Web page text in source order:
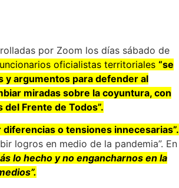
por Zoom los días sábado de
oficialistas territoriales “se
y argumentos para defender al
miradas sobre la coyuntura, con
Frente de Todos”.
diferencias o tensiones innecesarias”.
logros en medio de la pandemia”. En
lo hecho y no engancharnos en la